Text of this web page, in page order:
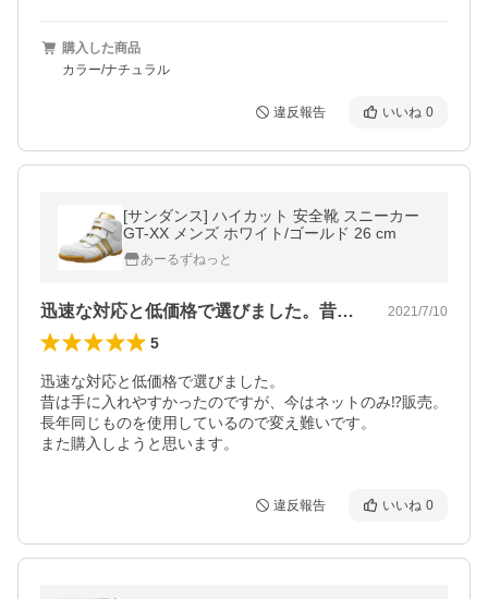
購入した商品
カラー/ナチュラル
違反報告 いいね 0
[サンダンス] ハイカット 安全靴 スニーカー
GT-XX メンズ ホワイト/ゴールド 26 cm
あーるずねっと
迅速な対応と低価格で選びました。昔は手… 2021/7/10
5
迅速な対応と低価格で選びました。
昔は手に入れやすかったのですが、今はネットのみ⁉︎販売。
長年同じものを使用しているので変え難いです。
また購入しようと思います。
違反報告 いいね 0